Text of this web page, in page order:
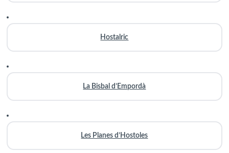
Hostalric
La Bisbal d’Empordà
Les Planes d’Hostoles